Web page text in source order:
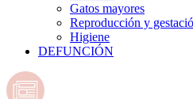
Gatos mayores
Reproducción y
Higiene
DEFUNCIÓN